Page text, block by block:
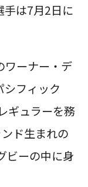
手は7月2日に
ワーナー・デ
シフィック
ギュラーを務
ド生まれの
ビーの中に身